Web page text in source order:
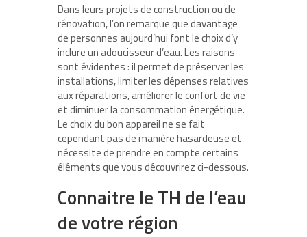
Dans leurs projets de construction ou de
rénovation, l’on remarque que davantage
de personnes aujourd’hui font le choix d’y
inclure un adoucisseur d’eau. Les raisons
sont évidentes : il permet de préserver les
installations, limiter les dépenses relatives
aux réparations, améliorer le confort de vie
et diminuer la consommation énergétique.
Le choix du bon appareil ne se fait
cependant pas de manière hasardeuse et
nécessite de prendre en compte certains
éléments que vous découvrirez ci-dessous.
Connaitre le TH de l’eau
de votre région